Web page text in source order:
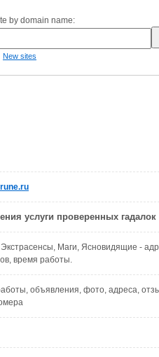
by domain name:
New sites
услуги проверенных
Экстрасенсы, Маги, Ясновидящие -
время работы.
объявления, фото, адреса,